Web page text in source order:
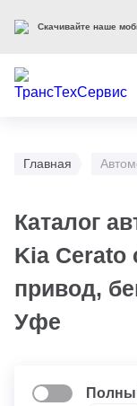
Главная
Каталог
Kia Cerato
привод,
Уфе
Скачивайте наше